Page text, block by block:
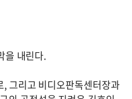
을 내린다.
그리고 비디오판독센터장과